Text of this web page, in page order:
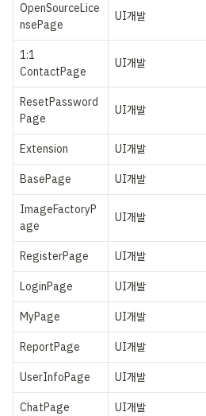
OpenSourceLice
nsePage
UI개발
1:1
ContactPage
UI개발
ResetPassword
Page
UI개발
Extension UI개발
BasePage UI개발
ImageFactoryP
age
UI개발
RegisterPage UI개발
LoginPage UI개발
MyPage UI개발
ReportPage UI개발
UserInfoPage UI개발
ChatPage UI개발